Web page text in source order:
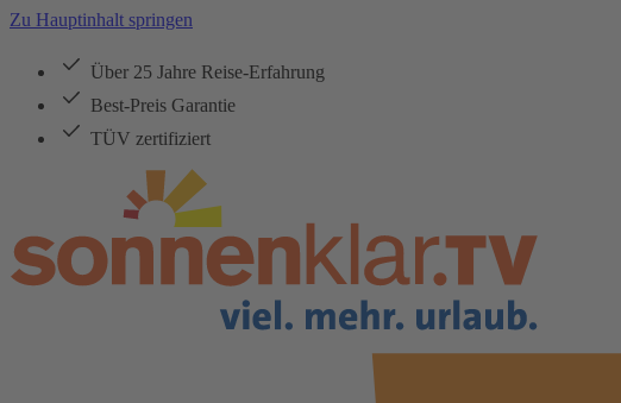
Zu Hauptinhalt springen
Über 25 Jahre Reise-Erfahrung
Best-Preis Garantie
TÜV zertifiziert